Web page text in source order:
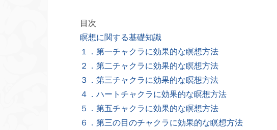
目次
瞑想に関する基礎知識
１．第一チャクラに効果的な瞑想方法
２．第二チャクラに効果的な瞑想方法
３．第三チャクラに効果的な瞑想方法
４．ハートチャクラに効果的な瞑想方法
５．第五チャクラに効果的な瞑想方法
６．第三の目のチャクラに効果的な瞑想方法